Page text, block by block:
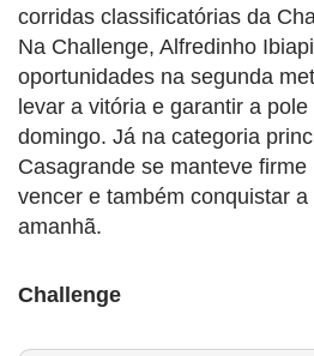
corridas classificatórias da
Na Challenge, Alfredinho
oportunidades na segunda
levar a vitória e garantir a
domingo. Já na categoria
Casagrande se manteve
vencer e também conquistar
amanhã.
Challenge